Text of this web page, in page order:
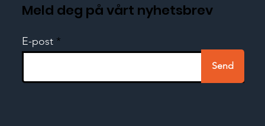
Meld deg på vårt nyhetsbrev
E-post
Send